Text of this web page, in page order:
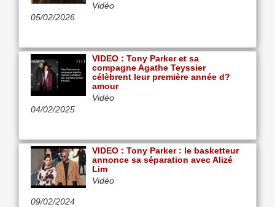
05/02/2026
Vidéo
04/02/2025
VIDEO : Tony Parker et sa
compagne Agathe Teyssier
célèbrent leur première année d?
amour
Vidéo
09/02/2024
VIDEO : Tony Parker : le basketteur
annonce sa séparation avec Alizé
Lim
Vidéo